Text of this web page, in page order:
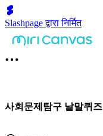
Slashpage द्वारा निर्मित
사회문제탐구 낱말퀴즈